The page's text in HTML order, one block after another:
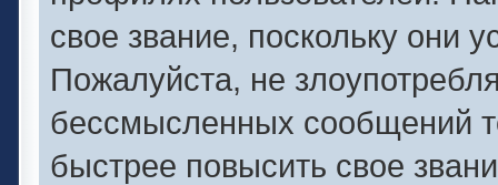
свое звание, поскольку они
Пожалуйста, не
бессмысленных сообщений
быстрее повысить свое